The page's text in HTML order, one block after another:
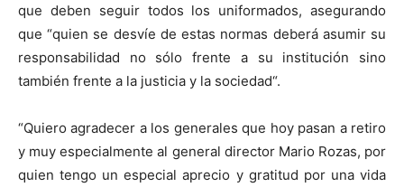
que deben seguir todos los uniformados, asegurando
que “quien se desvíe de estas normas deberá asumir su
responsabilidad no sólo frente a su institución sino
también frente a la justicia y la sociedad“.
“Quiero agradecer a los generales que hoy pasan a retiro
y muy especialmente al general director Mario Rozas, por
quien tengo un especial aprecio y gratitud por una vida